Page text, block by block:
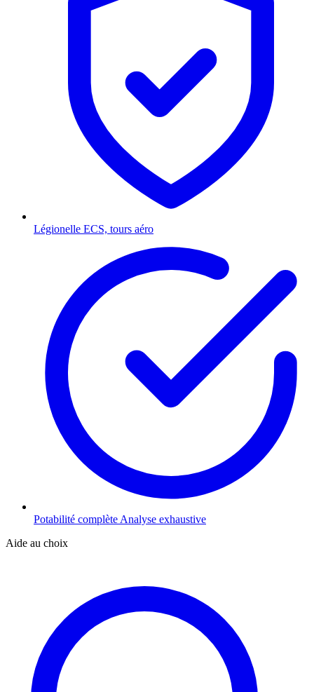
Légionelle ECS, tours aéro
Potabilité complète Analyse exhaustive
Aide au choix